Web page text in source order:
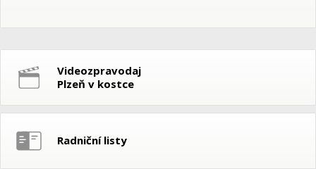
Videozpravodaj
Plzeň v kostce
Radniční listy